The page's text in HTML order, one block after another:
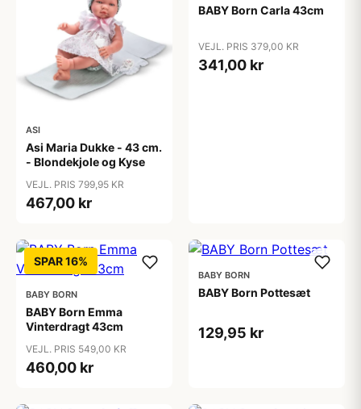
ASI
Asi Maria Dukke - 43 cm.
- Blondekjole og Kyse
VEJL. PRIS 799,95 KR
467,00 kr
BABY Born Carla 43cm
VEJL. PRIS 379,00 KR
341,00 kr
SPAR 16%
BABY BORN
BABY Born Emma
Vinterdragt 43cm
VEJL. PRIS 549,00 KR
460,00 kr
BABY BORN
BABY Born Pottesæt
129,95 kr